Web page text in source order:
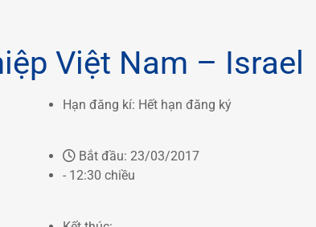
Việt Nam – Israel
Hạn đăng kí: Hết hạn đăng ký
Bắt đầu: 23/03/2017
- 12:30 chiều